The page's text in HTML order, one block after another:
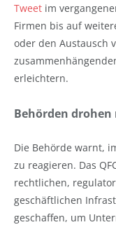
Tweet im
Firmen bis auf
oder den Austausch
erleichtern.
Behörden
Die Behörde warnt,
zu reagieren. Das
rechtlichen,
geschäftlichen
geschaffen, um